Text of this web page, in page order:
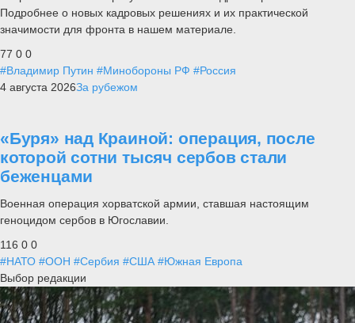
Подробнее о новых кадровых решениях и их практической
значимости для фронта в нашем материале.
77 0 0
#Владимир Путин #Минобороны РФ #Россия
4 августа 2026За рубежом
«Буря» над Краиной: операция, после
которой сотни тысяч сербов стали
беженцами
Военная операция хорватской армии, ставшая настоящим
геноцидом сербов в Югославии.
116 0 0
#НАТО #ООН #Сербия #США #Южная Европа
Выбор редакции